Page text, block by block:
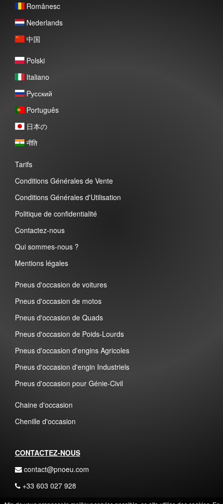
Românesc
Nederlands
中国
Polski
Italiano
Pусский
Português
日本の
नीति
Tarifs
Conditions Générales de Vente
Conditions Générales d'Utilisation
Politique de confidentialité
Contactez-nous
Qui sommes-nous ?
Mentions légales
Pneus d'occasion de voitures
Pneus d'occasion de motos
Pneus d'occasion de Quads
Pneus d'occasion de Poids-Lourds
Pneus d'occasion d'engins Agricoles
Pneus d'occasion d'engin Industriels
Pneus d'occasion pour Génie-Civil
Chaine d'occasion
Chenille d'occasion
CONTACTEZ-NOUS
contact@pnoeu.com
+33 603 027 928